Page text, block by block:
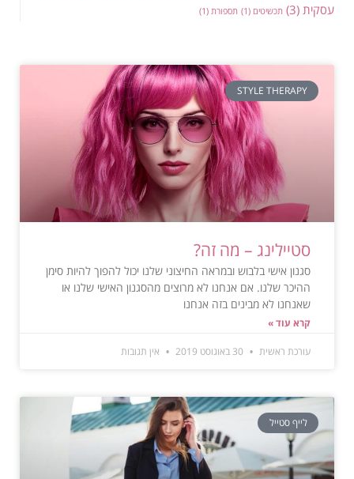
עסקית (3) תכשיטים (1) תספורת (1)
STYLE THERAPY
סטיילינג – מה זה?
סגנון אישי בלבוש ובמראה החיצוני שלנו יכול להפוך להיות סימן
ההיכר שלנו. אם אנחנו לא מרוצים מהסגנון האישי שלנו או
שאנחנו לא מבינים בזה אנחנו
קרא עוד »
עורכת ראשית אין תגובות
לייף סטייל